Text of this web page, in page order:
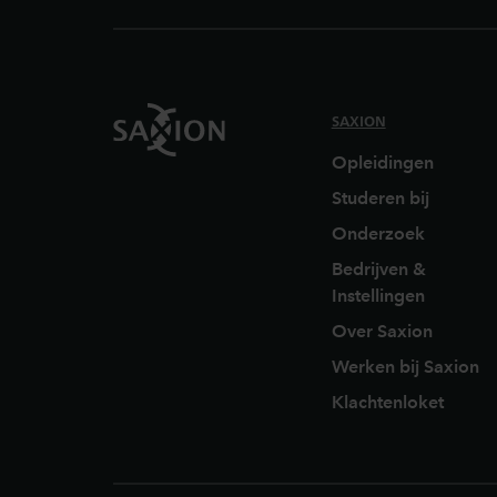
SAXION
Opleidingen
Studeren bij
Onderzoek
Bedrijven &
Instellingen
Over Saxion
Werken bij Saxion
Klachtenloket